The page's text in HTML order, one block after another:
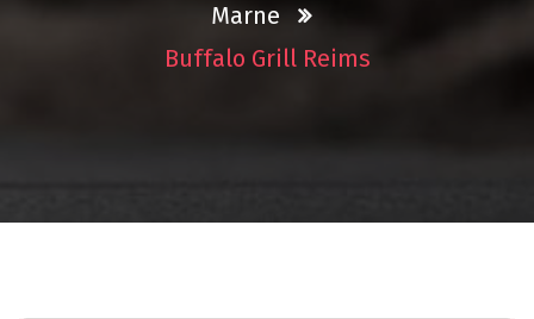
Marne
Buffalo Grill Reims